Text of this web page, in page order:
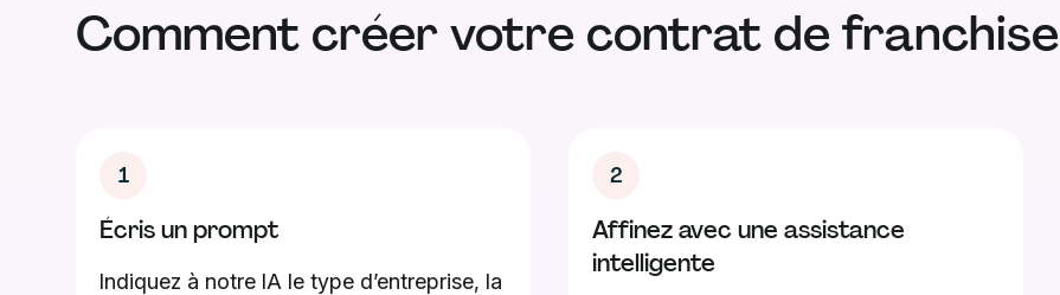
Comment créer votre contrat de franchise
1
Écris un prompt
Indiquez à notre IA le type d’entreprise, la
2
Affinez avec une assistance
intelligente